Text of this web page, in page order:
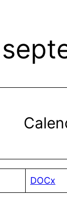
DOCx